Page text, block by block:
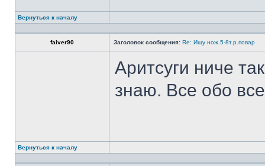
Вернуться к началу
faiver90 Заголовок сообщения: Re: Ищу нож.5-8т.р.повар
Аритсуги ниче
знаю. Все обо
Вернуться к началу